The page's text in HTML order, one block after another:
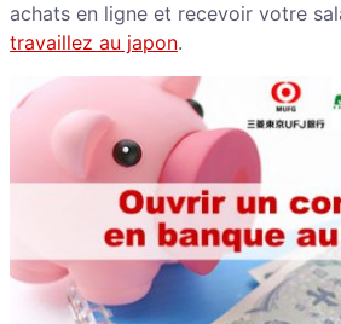
achats en ligne et recevoir votre
travaillez au japon.